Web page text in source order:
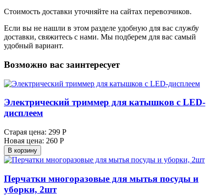
Стоимость доставки уточняйте на сайтах перевозчиков.
Если вы не нашли в этом разделе удобную для вас службу
доставки, свяжитесь с нами. Мы подберем для вас самый
удобный вариант.
Возможно вас заинтересует
Электрический триммер для катышков с LED-
дисплеем
Старая цена: 299 Р
Новая цена: 260 Р
В корзину
Перчатки многоразовые для мытья посуды и
уборки, 2шт